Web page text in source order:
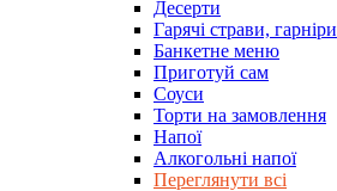
Десерти
Гарячі страви, гарніри
Банкетне меню
Приготуй сам
Соуси
Торти на замовлення
Напої
Алкогольні напої
Переглянути всі